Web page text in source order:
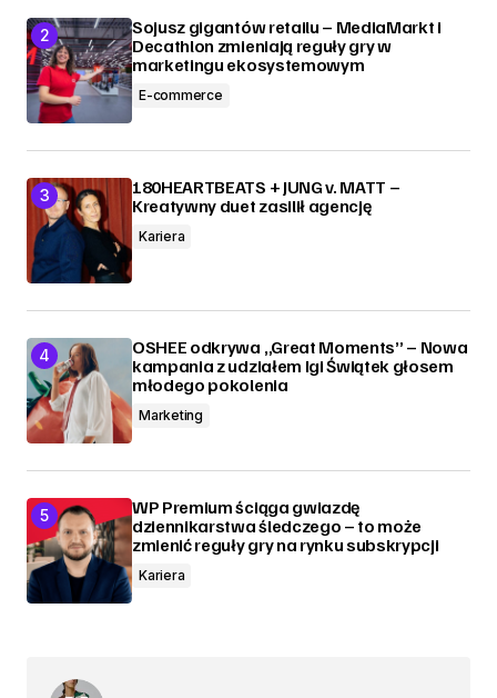
Sojusz gigantów retailu – MediaMarkt i
Decathlon zmieniają reguły gry w
marketingu ekosystemowym
E-commerce
180HEARTBEATS + JUNG v. MATT –
Kreatywny duet zasilił agencję
Kariera
OSHEE odkrywa „Great Moments” – Nowa
kampania z udziałem Igi Świątek głosem
młodego pokolenia
Marketing
WP Premium ściąga gwiazdę
dziennikarstwa śledczego – to może
zmienić reguły gry na rynku subskrypcji
Kariera